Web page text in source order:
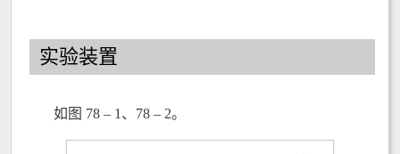
实验装置
如图 78 – 1、78 – 2。